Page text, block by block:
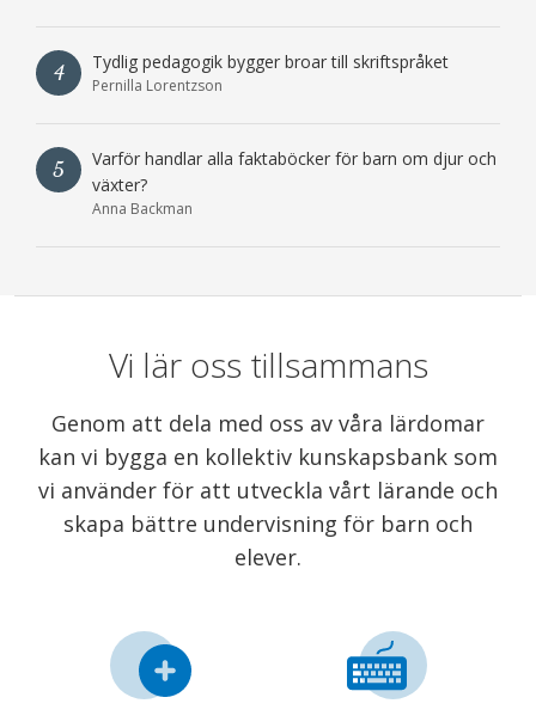
4 Tydlig pedagogik bygger broar till skriftspråket
Pernilla Lorentzson
5
Varför handlar alla faktaböcker för barn om djur och
växter?
Anna Backman
Vi lär oss tillsammans
Genom att dela med oss av våra lärdomar
kan vi bygga en kollektiv kunskapsbank som
vi använder för att utveckla vårt lärande och
skapa bättre undervisning för barn och
elever.